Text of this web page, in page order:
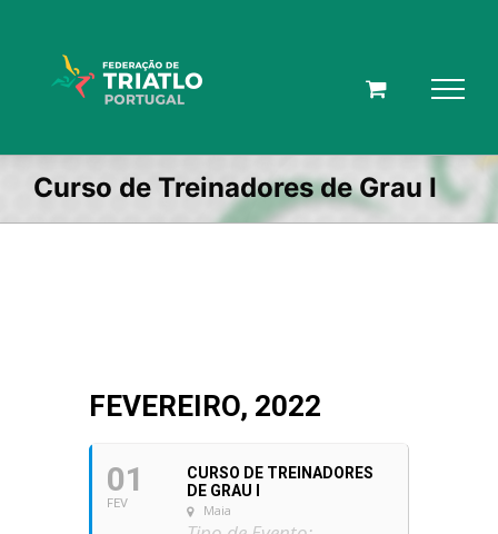
Curso de Treinadores de Grau I
FEVEREIRO, 2022
01
FEV
CURSO DE TREINADORES
DE GRAU I
Maia